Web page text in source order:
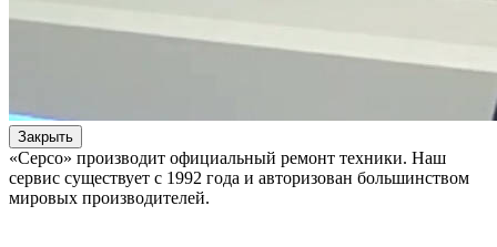
Закрыть
«Серсо» производит официальный ремонт техники. Наш
сервис существует с 1992 года и авторизован большинством
мировых производителей.